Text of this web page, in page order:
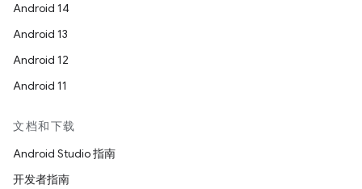
Android 14
Android 13
Android 12
Android 11
文档和下载
Android Studio 指南
开发者指南